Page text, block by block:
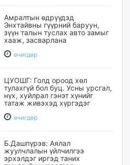
Амралтын өдрүүдэд
Энхтайвны гүүрний баруун,
зүүн талын туслах авто замыг
хааж, засварлана
өчигдѳр
ЦУОШГ: Голд ороод хөл
тулахгүй бол буц. Усны урсгал,
нүх, хуйлрал гэнэт хүнийг
татаж живэхэд хүргэдэг
өчигдѳр
Б.Дашпүрэв: Аялал
жуулчлалын үйлчилгээ
эрхэлдэг иргэд таних